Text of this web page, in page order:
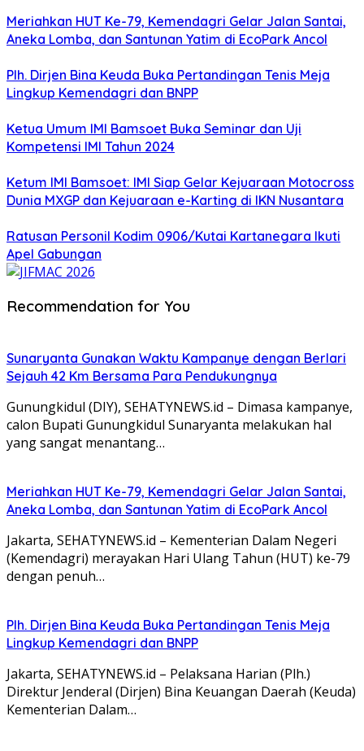
Meriahkan HUT Ke-79, Kemendagri Gelar Jalan Santai,
Aneka Lomba, dan Santunan Yatim di EcoPark Ancol
Plh. Dirjen Bina Keuda Buka Pertandingan Tenis Meja
Lingkup Kemendagri dan BNPP
Ketua Umum IMI Bamsoet Buka Seminar dan Uji
Kompetensi IMI Tahun 2024
Ketum IMI Bamsoet: IMI Siap Gelar Kejuaraan Motocross
Dunia MXGP dan Kejuaraan e-Karting di IKN Nusantara
Ratusan Personil Kodim 0906/Kutai Kartanegara Ikuti
Apel Gabungan
Recommendation for You
Sunaryanta Gunakan Waktu Kampanye dengan Berlari
Sejauh 42 Km Bersama Para Pendukungnya
Gunungkidul (DIY), SEHATYNEWS.id – Dimasa kampanye,
calon Bupati Gunungkidul Sunaryanta melakukan hal
yang sangat menantang…
Meriahkan HUT Ke-79, Kemendagri Gelar Jalan Santai,
Aneka Lomba, dan Santunan Yatim di EcoPark Ancol
Jakarta, SEHATYNEWS.id – Kementerian Dalam Negeri
(Kemendagri) merayakan Hari Ulang Tahun (HUT) ke-79
dengan penuh…
Plh. Dirjen Bina Keuda Buka Pertandingan Tenis Meja
Lingkup Kemendagri dan BNPP
Jakarta, SEHATYNEWS.id – Pelaksana Harian (Plh.)
Direktur Jenderal (Dirjen) Bina Keuangan Daerah (Keuda)
Kementerian Dalam…